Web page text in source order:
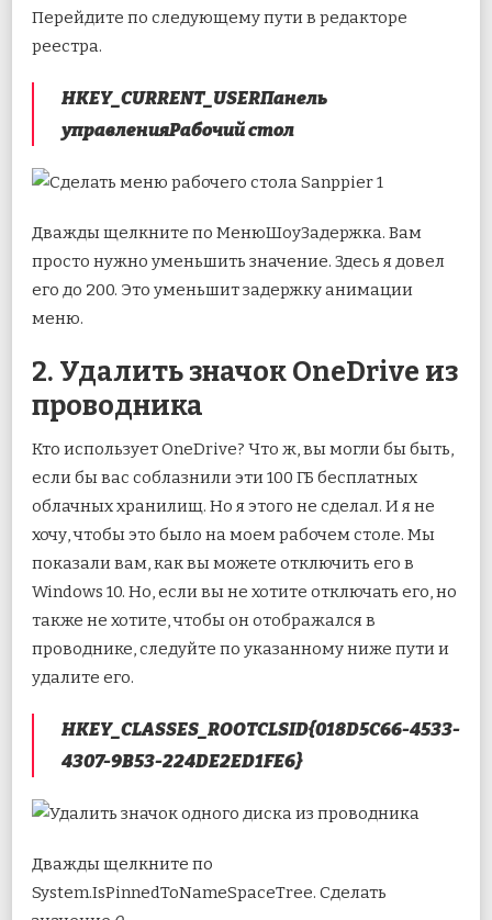
Перейдите по следующему пути в редакторе
реестра.
HKEY_CURRENT_USERПанель
управленияРабочий стол
Дважды щелкните по МенюШоуЗадержка. Вам
просто нужно уменьшить значение. Здесь я довел
его до 200. Это уменьшит задержку анимации
меню.
2. Удалить значок OneDrive из
проводника
Кто использует OneDrive? Что ж, вы могли бы быть,
если бы вас соблазнили эти 100 ГБ бесплатных
облачных хранилищ. Но я этого не сделал. И я не
хочу, чтобы это было на моем рабочем столе. Мы
показали вам, как вы можете отключить его в
Windows 10. Но, если вы не хотите отключать его, но
также не хотите, чтобы он отображался в
проводнике, следуйте по указанному ниже пути и
удалите его.
HKEY_CLASSES_ROOTCLSID{018D5C66-4533-
4307-9B53-224DE2ED1FE6}
Дважды щелкните по
System.IsPinnedToNameSpaceTree. Сделать